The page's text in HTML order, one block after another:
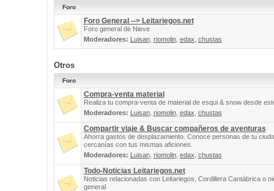
Foro
Foro General --> Leitariegos.net
Foro general de Nieve
Moderadores: Luisan, riomolin, edax chustas
Otros
Foro
Compra-venta material
Realiza tu compra-venta de material de esqui & snow desde
Moderadores: Luisan, riomolin, edax chustas
Compartir viaje & Buscar compañeros de aventuras
Ahorra gastos de desplazamiento. Conoce personas de tu
cercanías con tus mismas aficiones.
Moderadores: Luisan, riomolin, edax chustas
Todo-Noticias Leitariegos.net
Noticias relacionadas con Leitariegos, Cordillera Cantábrica o
general